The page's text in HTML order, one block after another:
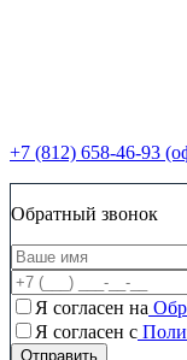
+7 (812) 658-46-93
Обратный звонок
Я согласен на
Я согласен c